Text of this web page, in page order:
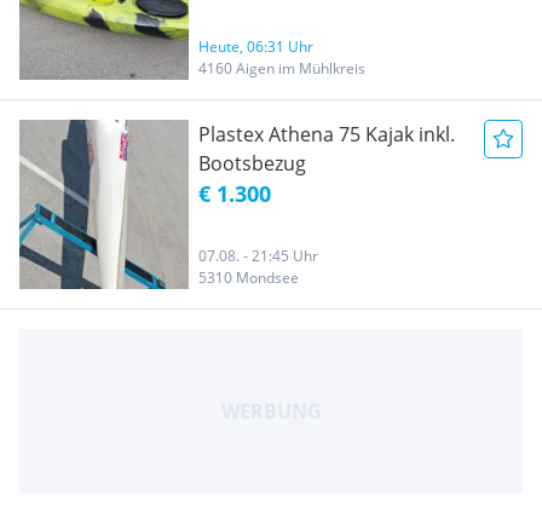
uvm. Fischerkajak
Zahnstangenantrieb Angel
Kajak
Heute, 06:31 Uhr
4160 Aigen im Mühlkreis
Plastex Athena 75 Kajak inkl.
Bootsbezug
€ 1.300
07.08. - 21:45 Uhr
5310 Mondsee